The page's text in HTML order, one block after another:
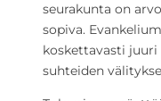
seurakunta on
sopiva.
koskettavasti juuri
suhteiden